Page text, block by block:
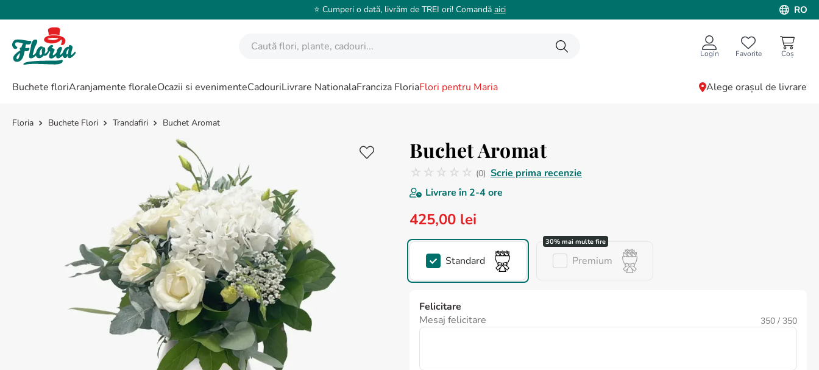
⭐️ Cumperi o dată, livrăm de TREI ori! Comandă aici RO
trandafiri albi
Login Favorite
Buchete floriAranjamente floraleOcazii si evenimenteCadouriLivrare NationalaFranciza FloriaFlori pentru Maria Alege orașul de livrare
Buchete Flori Trandafiri Buchet Aromat
Buchet Aromat
☆ ☆ ☆ ☆ ☆ (0)
Nicio recenzie
Scrie prima recenzie
Livrare în 2-4 ore
425,00 lei
Standard Premium
Felicitare
Mesaj felicitare
350 / 350